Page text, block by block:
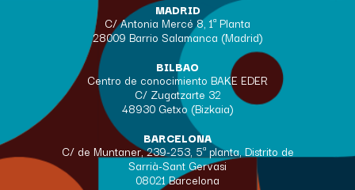
MADRID
C/ Antonia Mercé 8, 1ª Planta
28009 Barrio Salamanca (Madrid)
BILBAO
Centro de conocimiento BAKE EDER
C/ Zugatzarte 32
48930 Getxo (Bizkaia)
BARCELONA
C/ de Muntaner, 239-253, 5ª planta, Distrito de
Sarrià-Sant Gervasi
08021 Barcelona